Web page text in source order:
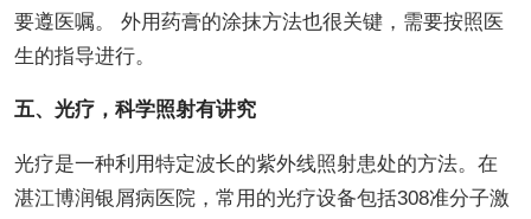
要遵医嘱。 外用药膏的涂抹方法也很关键，需要按照医
生的指导进行。
五、光疗，科学照射有讲究
光疗是一种利用特定波长的紫外线照射患处的方法。在
湛江博润银屑病医院，常用的光疗设备包括308准分子激